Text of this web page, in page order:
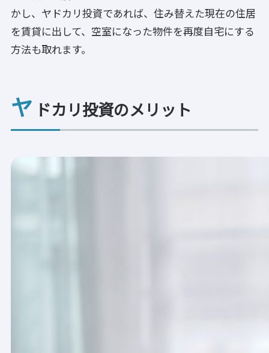
かし、ヤドカリ投資であれば、住み替えた現在の住居
を賃貸に出して、空室になった物件を再度自宅にする
方法も取れます。
ヤ ドカリ投資のメリット